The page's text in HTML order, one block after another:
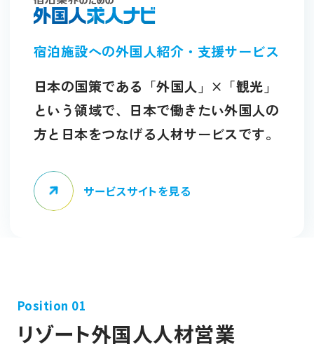
宿泊施設への外国人紹介・支援サービス
日本の国策である「外国人」×「観光」
という領域で、日本で働きたい外国人の
方と日本をつなげる人材サービスです。
サービスサイトを見る
Position 01
リゾート外国人人材営業